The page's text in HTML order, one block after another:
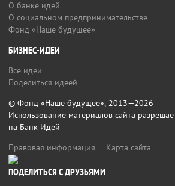
О банке идей
О социальном предпринимательстве
Фонд «Наше будущее»
БИЗНЕС-ИДЕИ
Все идеи
Поделиться идеей
© Фонд «Наше будущее», 2013—2026
Использование материалов сайта
на Банк Идей
Правовая информация
Карта сайта
ПОДЕЛИТЬСЯ С ДРУЗЬЯМИ